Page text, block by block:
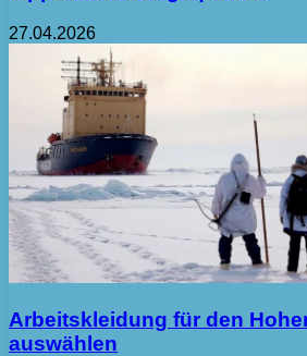
27.04.2026
Arbeitskleidung für den
auswählen